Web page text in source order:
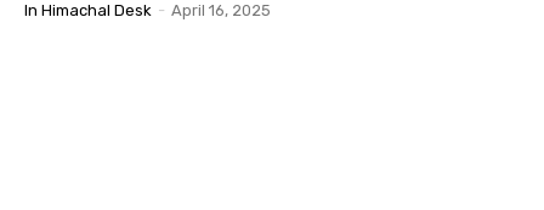
In Himachal Desk - April 16, 2025